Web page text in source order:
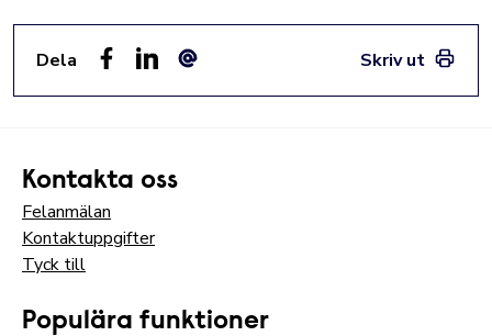
Dela
Skriv ut
Kontakta oss
Felanmälan
Kontaktuppgifter
Tyck till
Populära funktioner